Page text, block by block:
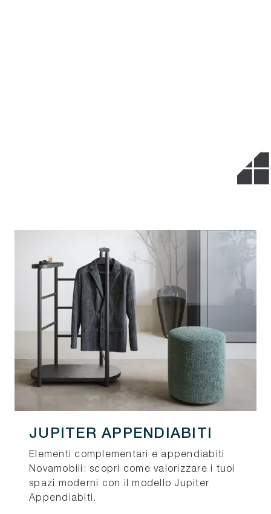
JUPITER APPENDIABITI
Elementi complementari e appendiabiti
Novamobili: scopri come valorizzare i tuoi
spazi moderni con il modello Jupiter
Appendiabiti.